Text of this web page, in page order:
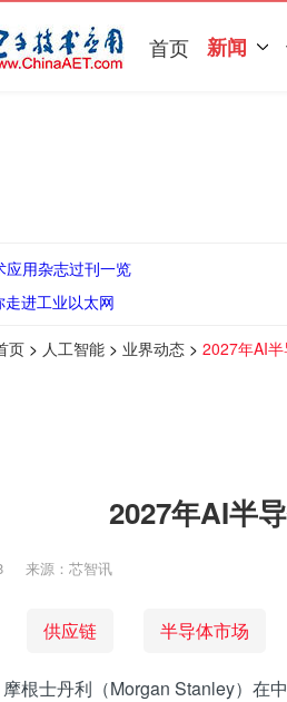
首页 新闻
应用杂志过刊一览
走进工业以太网
页 > 人工智能 > 业界动态 > 2027年AI
2027年AI半
来源：芯智讯
供应链 半导体市场
根士丹利（Morgan Stanley）在